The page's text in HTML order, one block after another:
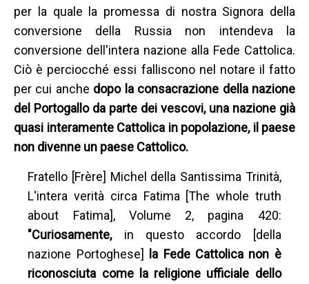
per la quale la promessa di nostra Signora della
conversione della Russia non intendeva la
conversione dell'intera nazione alla Fede Cattolica.
Ciò è perciocché essi falliscono nel notare il fatto
per cui anche dopo la consacrazione della nazione
del Portogallo da parte dei vescovi, una nazione già
quasi interamente Cattolica in popolazione, il paese
non divenne un paese Cattolico.
Fratello [Frère] Michel della Santissima Trinità,
L'intera verità circa Fatima [The whole truth
about Fatima], Volume 2, pagina 420:
"Curiosamente, in questo accordo [della
nazione Portoghese]
la Fede Cattolica non è
riconosciuta come la religione ufficiale dello